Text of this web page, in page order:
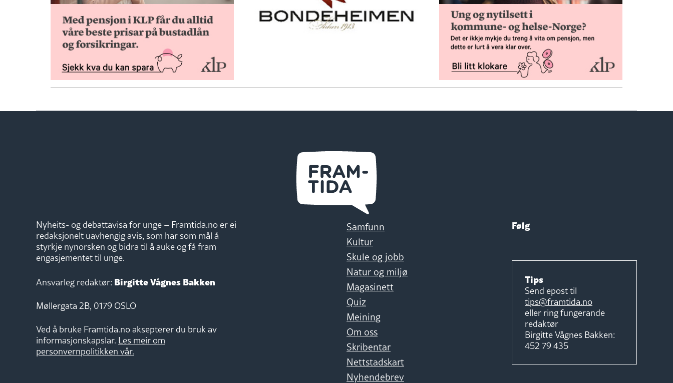
Nyheits- og debattavisa for unge – Framtida.no er ei
redaksjonelt uavhengig avis, som har som mål å
styrkje nynorsken og bidra til å auke og få fram
engasjementet til unge.
Ansvarleg redaktør: Birgitte Vågnes Bakken
Møllergata 2B, 0179 OSLO
Ved å bruke Framtida.no aksepterer du bruk av
informasjonskapslar. Les meir om
personvernpolitikken vår.
Samfunn
Kultur
Skule og jobb
Natur og miljø
Magasinett
Quiz
Meining
Om oss
Skribentar
Nettstadskart
Nyhendebrev
Følg
Tips
Send epost til
tips@framtida.no
eller ring fungerande
redaktør
Birgitte Vågnes Bakken:
452 79 435